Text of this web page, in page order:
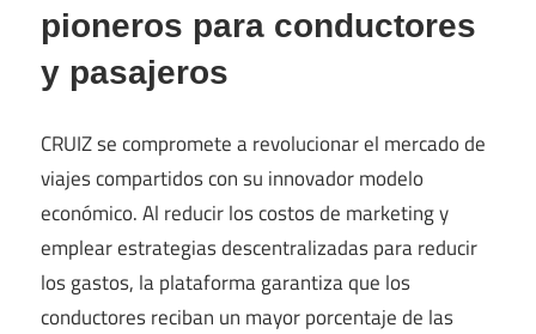
pioneros para conductores
y pasajeros
CRUIZ se compromete a revolucionar el mercado de
viajes compartidos con su innovador modelo
económico. Al reducir los costos de marketing y
emplear estrategias descentralizadas para reducir
los gastos, la plataforma garantiza que los
conductores reciban un mayor porcentaje de las